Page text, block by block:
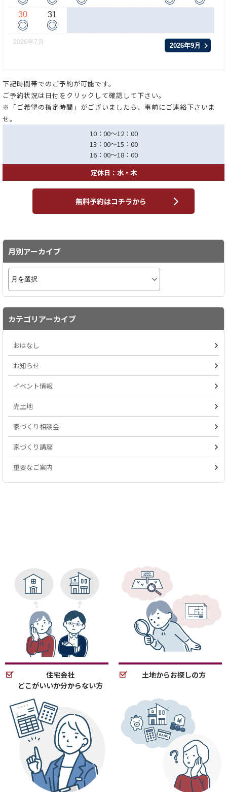
30
◎
31
◎
2026年7月 2026年9月
下記時間帯でのご予約が可能です。
ご予約状況は日付をクリックして確認して下さい。
※「ご希望の指定時間」がございましたら、事前にご連絡下さいま
せ。
10：00～12：00
13：00～15：00
16：00～18：00
定休日：水・木
無料予約はコチラから
月別アーカイブ
カテゴリアーカイブ
おはなし
お知らせ
イベント情報
売土地
家づくり相談会
家づくり講座
重要なご案内
住宅会社
どこがいいか分からない方
土地からお探しの方